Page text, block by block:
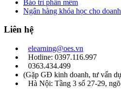
Bảo trì phần mềm
Ngân hàng khóa học cho
Liên hệ
elearning@oes.vn
Hotline: 0397.116.997
0363.434.499
(Gặp GĐ kinh doanh, tư vấn
Hà Nội: Tầng 3 số 27-29,